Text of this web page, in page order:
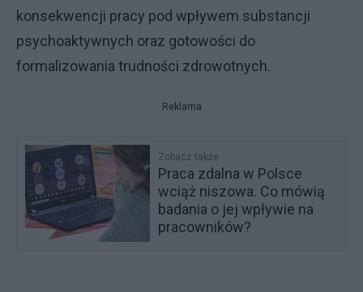
konsekwencji pracy pod wpływem substancji
psychoaktywnych oraz gotowości do
formalizowania trudności zdrowotnych.
Reklama
Zobacz także
Praca zdalna w Polsce
wciąż niszowa. Co mówią
badania o jej wpływie na
pracowników?